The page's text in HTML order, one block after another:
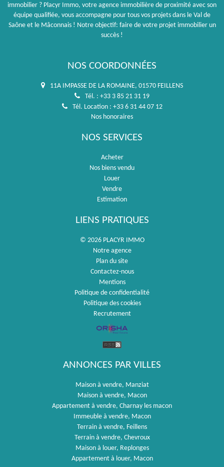
immobilier ? Placyr Immo, votre agence immobilière de proximité avec son
équipe qualifiée, vous accompagne pour tous vos projets dans le Val de
Saône et le Mâconnais ! Notre objectif: faire de votre projet immobilier un
succès !
NOS COORDONNÉES
11A IMPASSE DE LA ROMAINE, 01570 FEILLENS
Tél. : +33 3 85 21 31 19
Tél. Location : +33 6 31 44 07 12
Nos honoraires
NOS SERVICES
Acheter
Nos biens vendu
Louer
Vendre
Estimation
LIENS PRATIQUES
© 2026 PLACYR IMMO
Notre agence
Plan du site
Contactez-nous
Mentions
Politique de confidentialité
Politique des cookies
Recrutement
ANNONCES PAR VILLES
Maison à vendre, Manziat
Maison à vendre, Macon
Appartement à vendre, Charnay les macon
Immeuble à vendre, Macon
Terrain à vendre, Feillens
Terrain à vendre, Chevroux
Maison à louer, Replonges
Appartement à louer, Macon